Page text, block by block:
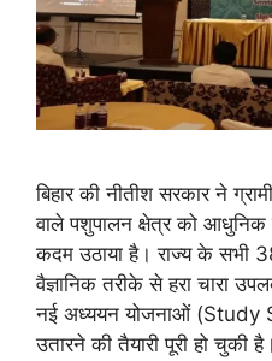
बिहार की नीतीश सरकार ने
वाले पशुपालन क्षेत्र को आधुनिक
कदम उठाया है। राज्य के सभी
वैज्ञानिक तरीके से हरा चारा
नई अध्ययन योजनाओं (Study
उतारने की तैयारी पूरी हो चुकी